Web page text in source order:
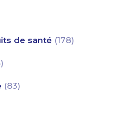
de santé (178)
(83)